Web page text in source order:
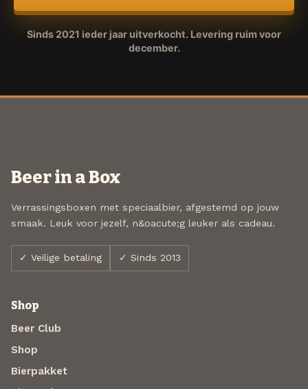
Sinds 2021 ieder jaar uitverkocht. Levering ruim voor
december.
Beer in a Box
Verrassingsboxen met speciaalbier, afgestemd op jouw
smaak. Leuk voor jezelf, n&oacute;g leuker als cadeau.
✓ Veilige betaling ✓ Sinds 2013
Shop
Beer Club
Shop
Bierpakket